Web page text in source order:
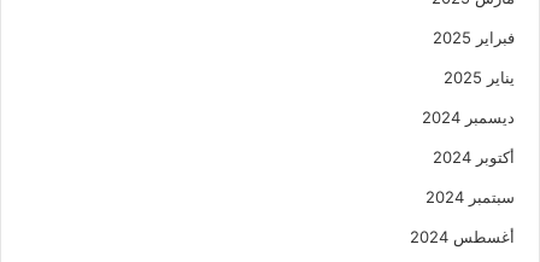
فبراير 2025
يناير 2025
ديسمبر 2024
أكتوبر 2024
سبتمبر 2024
أغسطس 2024